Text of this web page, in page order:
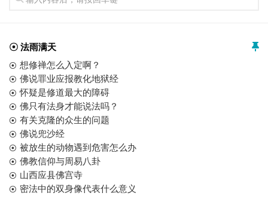
☉ 法雨满天
想修禅怎么入定啊？
佛说罪业应报教化地狱经
怀疑是修道最大的障碍
佛只有法身才能说法吗？
有关克隆的众生的问题
佛说兜沙经
被放生的动物遇到危害怎么办
佛教信仰与周易八卦
山西应县佛宫寺
密法中的双身像代表什么意义